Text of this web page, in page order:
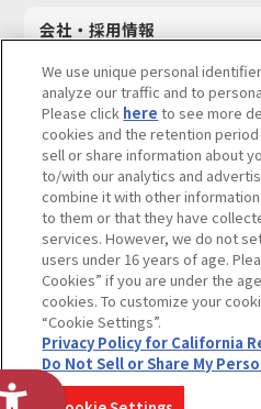
会社・採用情報
採用情報
サステナビリティ
お問い合わせ
ウェブサイトご利用条件 ソーシャルメデ
個人情報及び特定個人情報等の取り扱い
Do Not Sell or Share My Personal
カスタマーハラスメントに対する基本的
コピーライト
We use unique personal
analyze our traffic and to
Please click here to see more
cookies and the retention
sell or share information about
to/with our analytics and
combine it with other
to them or that they have
services. However, we do not
users under 16 years of age.
Cookies” if you are under the
cookies. To customize your
“Cookie Settings”.
Privacy Policy for California
Do Not Sell or Share My